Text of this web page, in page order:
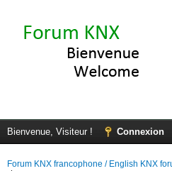
Bienvenue, Visiteur ! Connexion
Forum KNX francophone / English KNX